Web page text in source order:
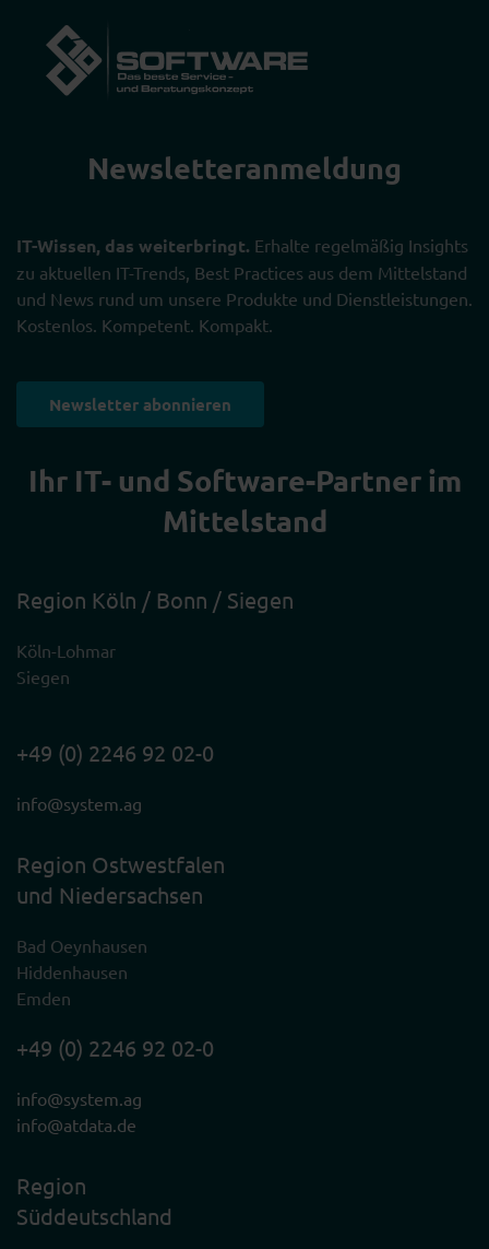
Newsletter­anmeldung
IT-Wissen, das weiterbringt. Erhalte regelmäßig Insights
zu aktuellen IT-Trends, Best Practices aus dem Mittelstand
und News rund um unsere Produkte und Dienstleistungen.
Kostenlos. Kompetent. Kompakt.
Newsletter abonnieren
Ihr IT- und Software-Partner im
Mittelstand
Region Köln / Bonn / Siegen
Köln-Lohmar
Siegen
+49 (0) 2246 92 02-0
info@system.ag
Region Ostwestfalen
und Niedersachsen
Bad Oeynhausen
Hiddenhausen
Emden
+49 (0) 2246 92 02-0
info@system.ag
info@atdata.de
Region
Süddeutschland